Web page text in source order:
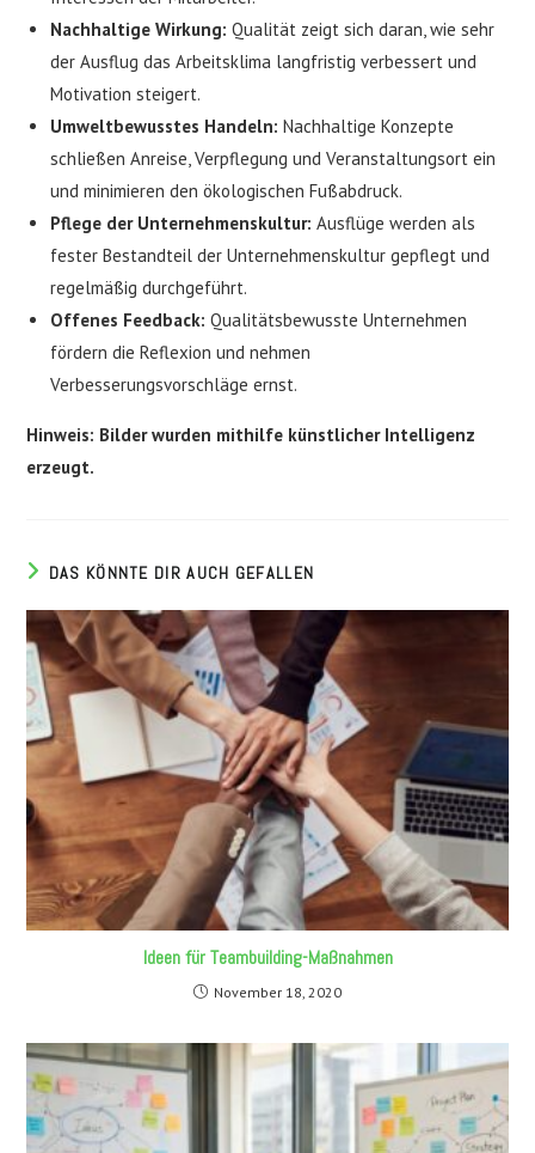
Nachhaltige Wirkung: Qualität zeigt sich daran, wie sehr
der Ausflug das Arbeitsklima langfristig verbessert und
Motivation steigert.
Umweltbewusstes Handeln: Nachhaltige Konzepte
schließen Anreise, Verpflegung und Veranstaltungsort ein
und minimieren den ökologischen Fußabdruck.
Pflege der Unternehmenskultur: Ausflüge werden als
fester Bestandteil der Unternehmenskultur gepflegt und
regelmäßig durchgeführt.
Offenes Feedback: Qualitätsbewusste Unternehmen
fördern die Reflexion und nehmen
Verbesserungsvorschläge ernst.
Hinweis: Bilder wurden mithilfe künstlicher Intelligenz
erzeugt.
DAS KÖNNTE DIR AUCH GEFALLEN
Ideen für Teambuilding-Maßnahmen
November 18, 2020